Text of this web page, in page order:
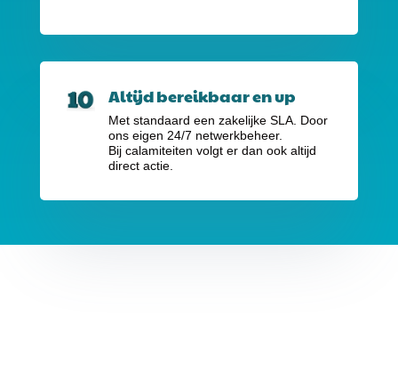
Altijd bereikbaar en up
Met standaard een zakelijke SLA. Door
ons eigen 24/7 netwerkbeheer.
Bij calamiteiten volgt er dan ook altijd
direct actie.